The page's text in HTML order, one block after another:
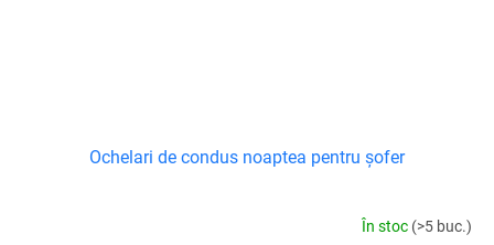
Ochelari de condus noaptea pentru șofer
În stoc (>5 buc.)